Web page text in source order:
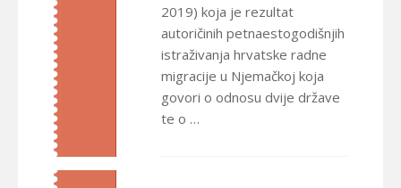
2019) koja je rezultat
autoričinih petnaestogodišnjih
istraživanja hrvatske radne
migracije u Njemačkoj koja
govori o odnosu dvije države
te o …